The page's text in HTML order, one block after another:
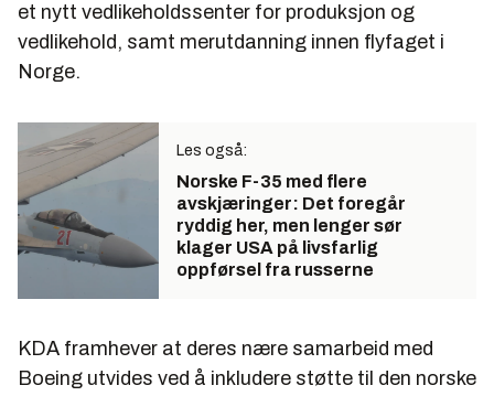
et nytt vedlikeholdssenter for produksjon og
vedlikehold, samt merutdanning innen flyfaget i
Norge.
Les også:
Norske F-35 med flere
avskjæringer: Det foregår
ryddig her, men lenger sør
klager USA på livsfarlig
oppførsel fra russerne
KDA framhever at deres nære samarbeid med
Boeing utvides ved å inkludere støtte til den norske